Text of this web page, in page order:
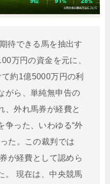
待できる馬を抽出す
万円の資金を元に、
約1億5000万円の利
がら、単純無申告の
、外れ馬券が経費と
争った、いわゆる“外
た。この裁判では
が経費として認めら
。 現在は、中央競馬